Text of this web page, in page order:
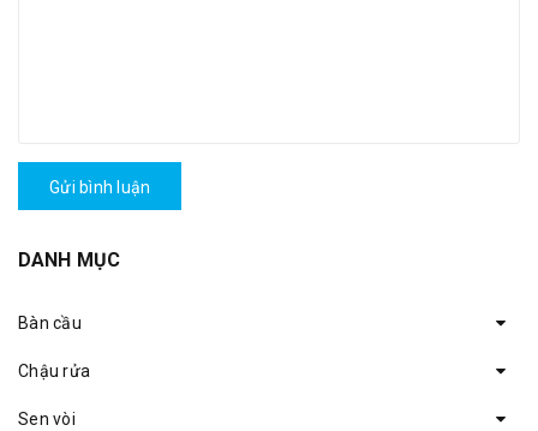
Gửi bình luận
DANH MỤC
Bàn cầu
Chậu rửa
Sen vòi